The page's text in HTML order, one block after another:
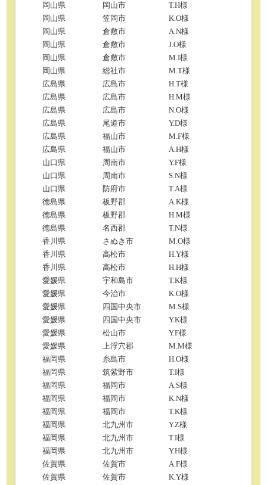
岡山県
岡山市
T.H様
岡山県
笠岡市
K.O様
岡山県
倉敷市
A.N様
岡山県
倉敷市
J.O様
岡山県
倉敷市
M.I様
岡山県
総社市
M.T様
広島県
広島市
H.T様
広島県
広島市
H.M様
広島県
広島市
N.O様
広島県
尾道市
Y.D様
広島県
福山市
M.F様
広島県
福山市
A.H様
山口県
周南市
Y.F様
山口県
周南市
S.N様
山口県
防府市
T.A様
徳島県
板野郡
A.K様
徳島県
板野郡
H.M様
徳島県
名西郡
T.N様
香川県
さぬき市
M.O様
香川県
高松市
H.Y様
香川県
高松市
H.H様
愛媛県
宇和島市
T.K様
愛媛県
今治市
K.O様
愛媛県
四国中央市
M.S様
愛媛県
四国中央市
Y.K様
愛媛県
松山市
Y.F様
愛媛県
上浮穴郡
M.M様
福岡県
糸島市
H.O様
福岡県
筑紫野市
T.I様
福岡県
福岡市
A.S様
福岡県
福岡市
K.N様
福岡県
福岡市
T.K様
福岡県
北九州市
Y.Z様
福岡県
北九州市
T.I様
福岡県
北九州市
Y.H様
佐賀県
佐賀市
A.F様
佐賀県
佐賀市
K.Y様